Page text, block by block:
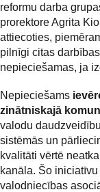
reformu darba
prorektore Agrita
attiecoties,
pilnīgi citas
nepieciešamas, ja
Nepieciešams
zinātniskajā
valodu
sistēmās un
kvalitāti vērtē
kanāla. Šo
valodniecības